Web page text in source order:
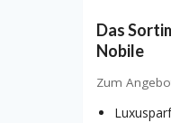
Das
Nobile
Zum